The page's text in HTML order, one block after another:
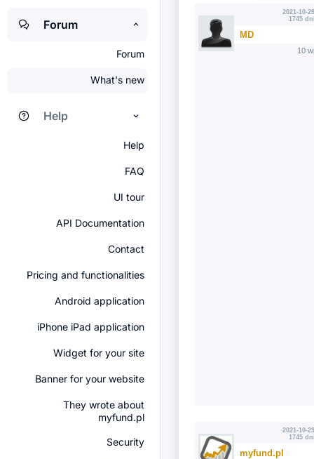
Forum
Forum
What's new
Help
Help
FAQ
UI tour
API Documentation
Contact
Pricing and functionalities
Android application
iPhone iPad application
Widget for your site
Banner for your website
They wrote about
myfund.pl
Security
2021-10-
1745
MD
10
2021-10-
1745
myfund.pl